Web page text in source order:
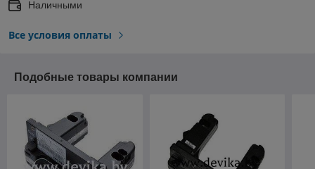
Наличными
Все условия оплаты
Подобные товары компании